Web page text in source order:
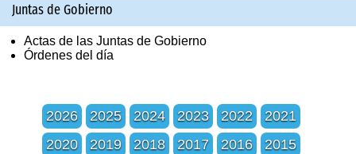
Juntas de Gobierno
Actas de las Juntas de Gobierno
Órdenes del día
2026 2025 2024 2023 2022
2021
2020
2019 2018 2017 2016
2015